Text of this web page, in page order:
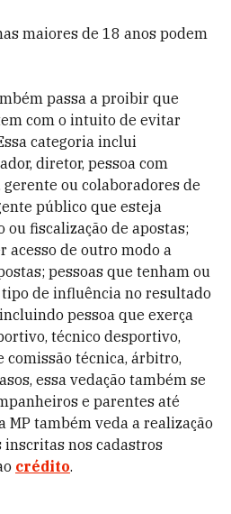
maiores de 18 anos podem
passa a proibir que
com o intuito de evitar
categoria inclui
diretor, pessoa com
ou colaboradores de
público que esteja
ou fiscalização de apostas;
acesso de outro modo a
pessoas que tenham ou
de influência no resultado
pessoa que exerça
técnico desportivo,
técnica, árbitro,
essa vedação também se
e parentes até
MP também veda a realização
inscritas nos cadastros
crédito.